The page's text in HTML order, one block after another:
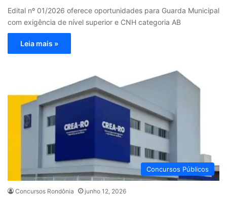
Edital nº 01/2026 oferece oportunidades para Guarda Municipal
com exigência de nível superior e CNH categoria AB
Leia mais »
Concursos Públicos
Concursos Rondônia junho 12, 2026